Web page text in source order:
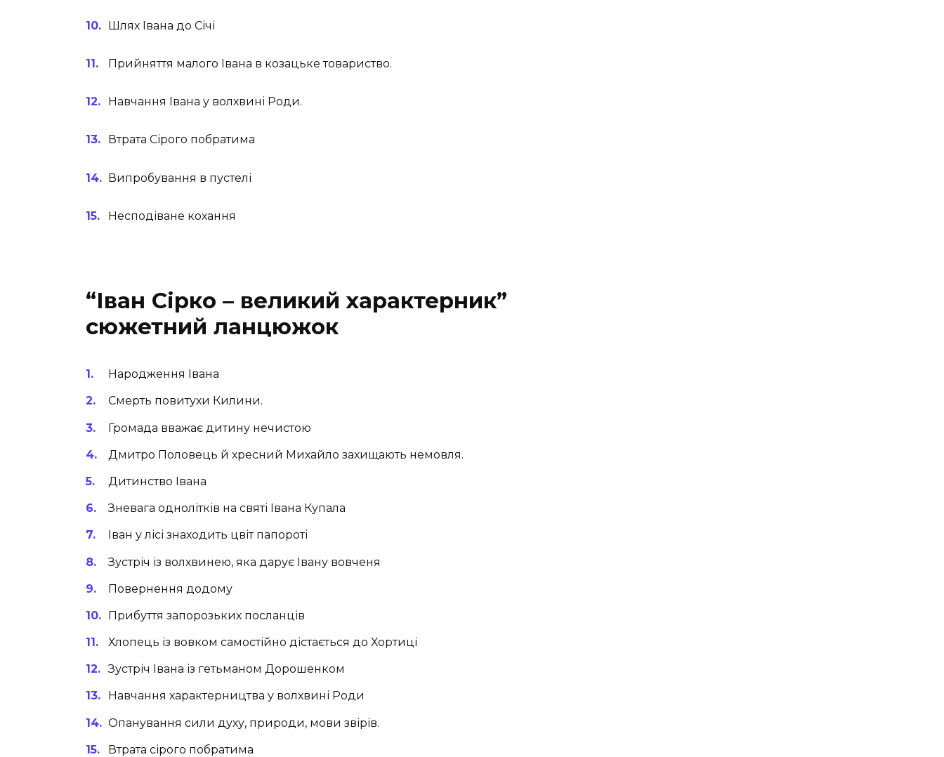
Шлях Івана до Січі
Прийняття малого Івана в козацьке товариство.
Навчання Івана у волхвині Роди.
Втрата Сірого побратима
Випробування в пустелі
Несподіване кохання
“Іван Сірко – великий характерник”
сюжетний ланцюжок
Народження Івана
Смерть повитухи Килини.
Громада вважає дитину нечистою
Дмитро Половець й хресний Михайло захищають немовля.
Дитинство Івана
Зневага однолітків на святі Івана Купала
Іван у лісі знаходить цвіт папороті
Зустріч із волхвинею, яка дарує Івану вовченя
Повернення додому
Прибуття запорозьких посланців
Хлопець із вовком самостійно дістається до Хортиці
Зустріч Івана із гетьманом Дорошенком
Навчання характерництва у волхвині Роди
Опанування сили духу, природи, мови звірів.
Втрата сірого побратима